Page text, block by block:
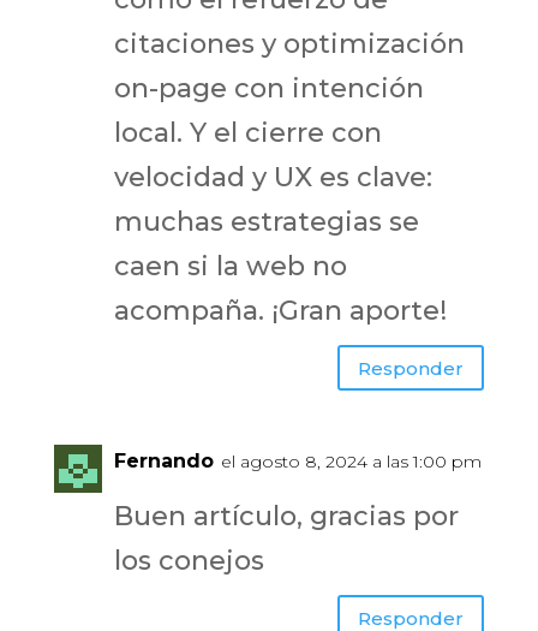
citaciones y optimización
on-page con intención
local. Y el cierre con
velocidad y UX es clave:
muchas estrategias se
caen si la web no
acompaña. ¡Gran aporte!
Responder
Fernando el agosto 8, 2024 a las 1:00 pm
Buen artículo, gracias por
los conejos
Responder